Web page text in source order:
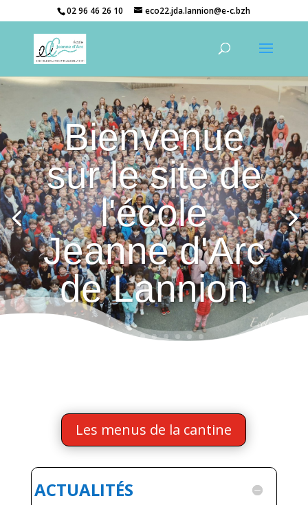
02 96 46 26 10 eco22.jda.lannion@e-c.bzh
Bienvenue
sur le site de
l'école
Jeanne d'Arc
de Lannion
Les menus de la cantine
ACTUALITÉS